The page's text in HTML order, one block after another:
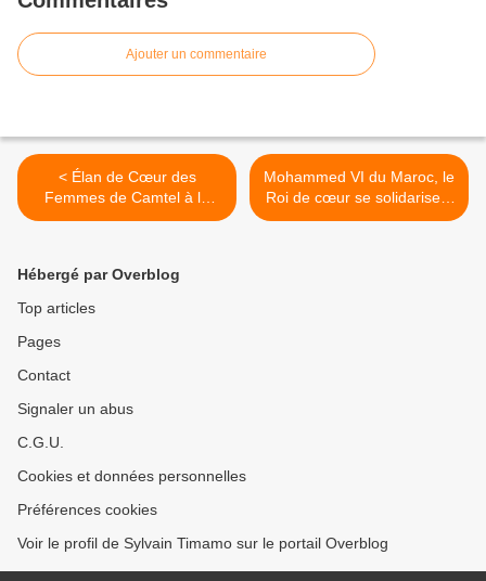
Ajouter un commentaire
< Élan de Cœur des
Femmes de Camtel à la
Prison Principale de
CONNECTÉES À LA
CHARITÉ AGISSANTE DE
Mohammed VI du Maroc, le
Roi de cœur se solidarise à
son peuple pendant le
Hébergé par Overblog
Top articles
Pages
Contact
Signaler un abus
C.G.U.
Cookies et données personnelles
Préférences cookies
Voir le profil de Sylvain Timamo sur le portail Overblog